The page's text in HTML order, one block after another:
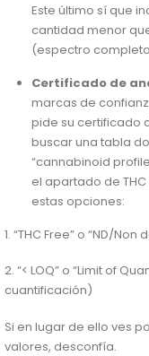
Este último sí que
cantidad menor
(espectro
Certificado de
marcas de
pide su certificado
buscar una tabla
“cannabinoid
el apartado de THC
estas opciones:
1. “THC Free” o “ND/
2. “< LOQ” o “Limit of
cuantificación)
Si en lugar de ello ves
valores, desconfía.